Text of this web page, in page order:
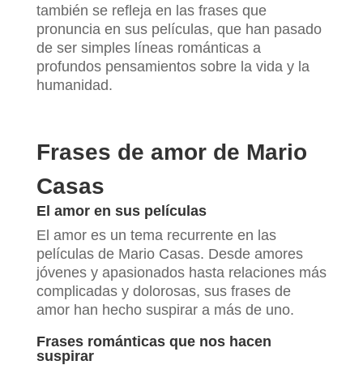
también se refleja en las frases que
pronuncia en sus películas, que han pasado
de ser simples líneas románticas a
profundos pensamientos sobre la vida y la
humanidad.
Frases de amor de Mario
Casas
El amor en sus películas
El amor es un tema recurrente en las
películas de Mario Casas. Desde amores
jóvenes y apasionados hasta relaciones más
complicadas y dolorosas, sus frases de
amor han hecho suspirar a más de uno.
Frases románticas que nos hacen
suspirar